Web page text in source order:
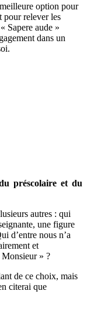
option pour
pour relever les
Sapere aude »
dans un
préscolaire et du
autres : qui
une figure
d’entre nous n’a
et
» ?
de ce choix, mais
citerai que